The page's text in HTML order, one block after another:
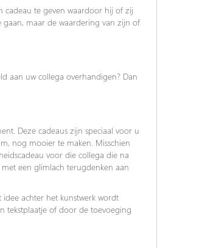
cadeau te geven waardoor hij of zij
maar de waardering van zijn of
aan uw collega overhandigen? Dan
Deze cadeaus zijn speciaal voor u
nog mooier te maken. Misschien
voor die collega die na
een glimlach terugdenken aan
achter het kunstwerk wordt
tekstplaatje of door de toevoeging